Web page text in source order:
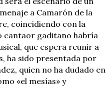
a Camarón de la
coincidiendo con la
cantaor gaditano habría
que espera reunir a
ha sido presentada por
quien no ha dudado en
«el mesías» y